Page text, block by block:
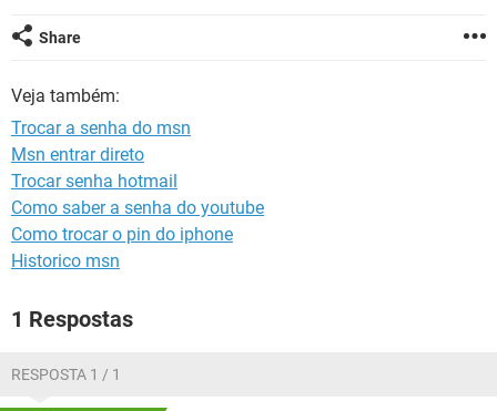
Share
Veja também:
Trocar a senha do msn
Msn entrar direto
Trocar senha hotmail
Como saber a senha do youtube
Como trocar o pin do iphone
Historico msn
1 Respostas
RESPOSTA 1 / 1